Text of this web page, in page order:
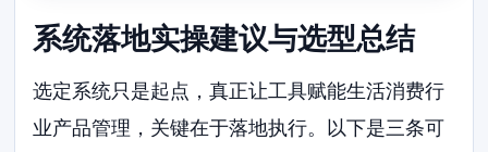
系统落地实操建议与选型总结
选定系统只是起点，真正让工具赋能生活消费行
业产品管理，关键在于落地执行。以下是三条可